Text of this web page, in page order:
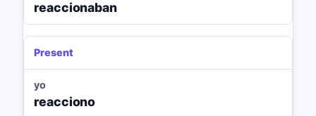
reaccionaban
Present
yo
reacciono